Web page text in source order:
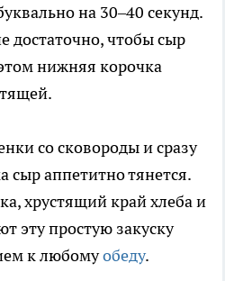
на 30–40 секунд.
достаточно, чтобы сыр
нижняя корочка
со сковороды и сразу
сыр аппетитно тянется.
хрустящий край хлеба и
эту простую закуску
к любомуобеду.